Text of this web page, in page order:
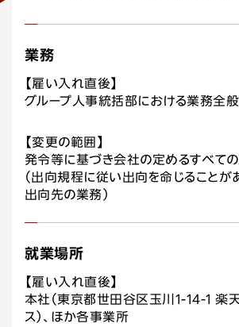
業務
【雇い入れ直後】
グループ人事統括部における業務全般
【変更の範囲】
発令等に基づき会社の定めるすべての
（出向規程に従い出向を命じることが
出向先の業務）
就業場所
【雇い入れ直後】
本社（東京都世田谷区玉川1-14-1 楽
ス）、ほか各事業所